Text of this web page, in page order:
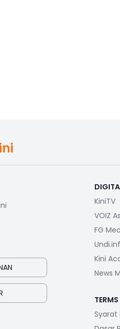
KiniTV
VOIZ
FG
Kini
News
Syarat